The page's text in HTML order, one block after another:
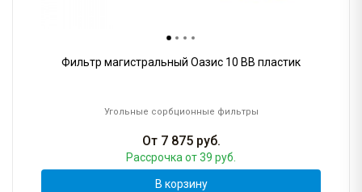
Фильтр магистральный Оазис 10 BB пластик
Угольные сорбционные фильтры
От 7 875руб.
Рассрочка от 39 руб.
В корзину